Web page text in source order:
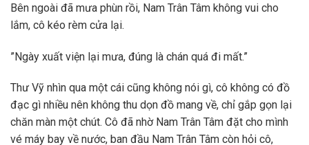
Bên ngoài đã mưa phùn rồi, Nam Trân Tâm không vui cho
lắm, cô kéo rèm cửa lại.
”Ngày xuất viện lại mưa, đúng là chán quá đi mất.”
Thư Vỹ nhìn qua một cái cũng không nói gì, cô không có đồ
đạc gì nhiều nên không thu dọn đồ mang về, chỉ gắp gọn lại
chăn màn một chút. Cô đã nhờ Nam Trân Tâm đặt cho mình
vé máy bay về nước, ban đầu Nam Trân Tâm còn hỏi cô,